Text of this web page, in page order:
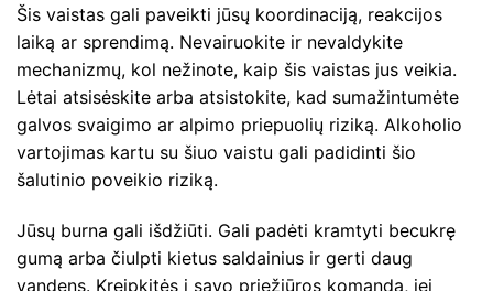
Šis vaistas gali paveikti jūsų koordinaciją, reakcijos
laiką ar sprendimą. Nevairuokite ir nevaldykite
mechanizmų, kol nežinote, kaip šis vaistas jus veikia.
Lėtai atsisėskite arba atsistokite, kad sumažintumėte
galvos svaigimo ar alpimo priepuolių riziką. Alkoholio
vartojimas kartu su šiuo vaistu gali padidinti šio
šalutinio poveikio riziką.
Jūsų burna gali išdžiūti. Gali padėti kramtyti becukrę
gumą arba čiulpti kietus saldainius ir gerti daug
vandens. Kreipkitės į savo priežiūros komandą, jei